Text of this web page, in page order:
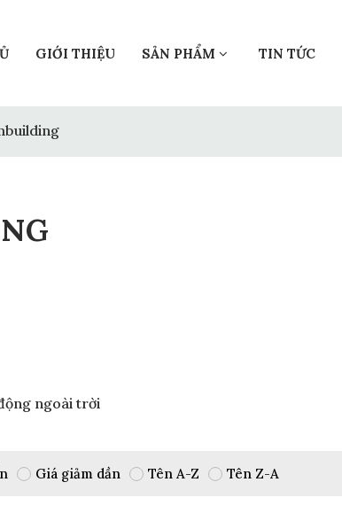
GIỚI THIỆU SẢN PHẨM TIN TỨC
ngoài trời
Giá giảm dần Tên A-Z Tên Z-A